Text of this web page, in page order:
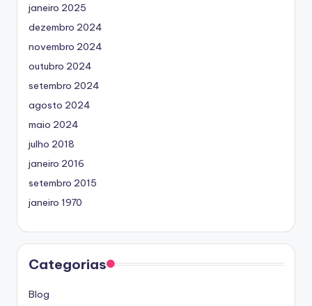
janeiro 2025
dezembro 2024
novembro 2024
outubro 2024
setembro 2024
agosto 2024
maio 2024
julho 2018
janeiro 2016
setembro 2015
janeiro 1970
Categorias
Blog